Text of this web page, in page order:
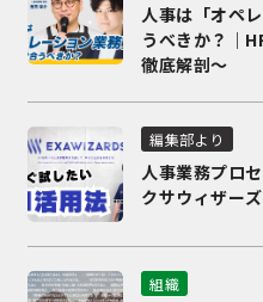
人事は「オペ
うべきか？｜
徹底解剖～
編集部より
人事業務プロ
クサウィザー
組織